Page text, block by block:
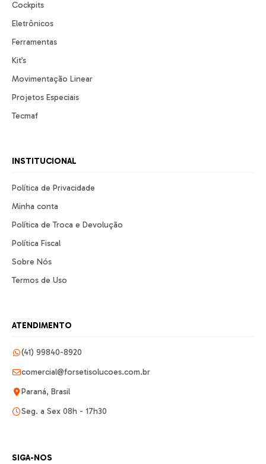
Cockpits
Eletrônicos
Ferramentas
Kit’s
Movimentação Linear
Projetos Especiais
Tecmaf
INSTITUCIONAL
Política de Privacidade
Minha conta
Política de Troca e Devolução
Política Fiscal
Sobre Nós
Termos de Uso
ATENDIMENTO
(41) 99840-8920
comercial@forsetisolucoes.com.br
Paraná, Brasil
Seg. a Sex 08h - 17h30
SIGA-NOS